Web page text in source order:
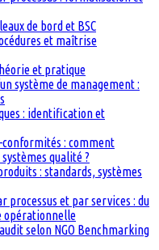
de bord et BSC
et maîtrise
et pratique
système de management :
: identification et
conformités : comment
qualité ?
: standards, systèmes
processus et par services : du
opérationnelle
selon NGO Benchmarking